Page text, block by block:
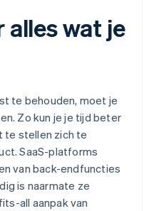
wat je
te behouden, moet je
Zo kun je je tijd beter
te stellen zich te
SaaS-platforms
van back-endfuncties
is naarmate ze
all aanpak van